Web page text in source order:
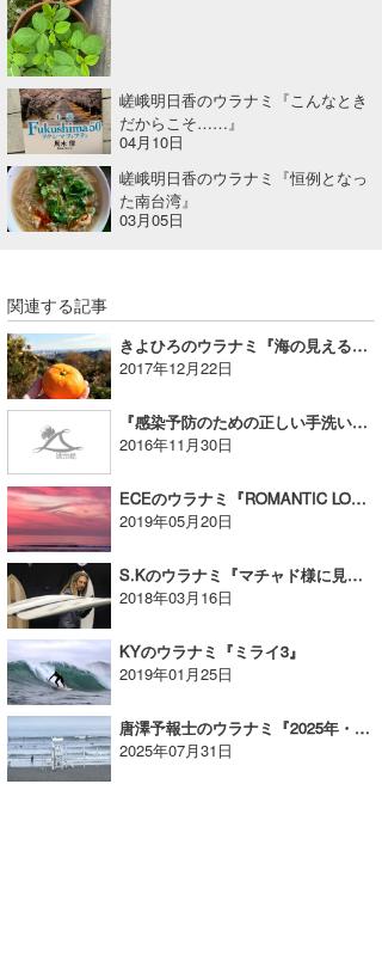
嵯峨明日香のウラナミ『こんなとき
だからこそ……』
04月10日
嵯峨明日香のウラナミ『恒例となっ
た南台湾』
03月05日
関連する記事
きよひろのウラナミ『海の見える農園 de みかん狩り！』
2017年12月22日
『感染予防のための正しい手洗い』 | たっちーのウラナミ
2016年11月30日
ECEのウラナミ『ROMANTIC LOG』
2019年05月20日
S.Kのウラナミ『マチャド様に見たカリスマ性』
2018年03月16日
KYのウラナミ『ミライ3』
2019年01月25日
唐澤予報士のウラナミ『2025年・今後の台風予想』
2025年07月31日